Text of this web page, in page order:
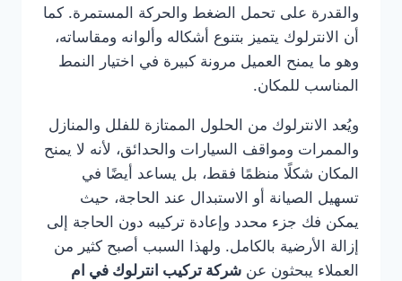
والقدرة على تحمل الضغط والحركة المستمرة. كما
أن الانترلوك يتميز بتنوع أشكاله وألوانه ومقاساته،
وهو ما يمنح العميل مرونة كبيرة في اختيار النمط
المناسب للمكان.
ويُعد الانترلوك من الحلول الممتازة للفلل والمنازل
والممرات ومواقف السيارات والحدائق، لأنه لا يمنح
المكان شكلًا منظمًا فقط، بل يساعد أيضًا في
تسهيل الصيانة أو الاستبدال عند الحاجة، حيث
يمكن فك جزء محدد وإعادة تركيبه دون الحاجة إلى
إزالة الأرضية بالكامل. ولهذا السبب أصبح كثير من
العملاء يبحثون عن شركة تركيب انترلوك في ام